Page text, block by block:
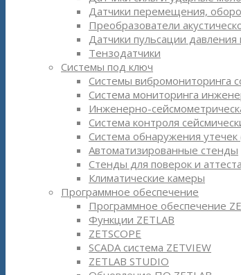
Датчики перемещения,
Преобразователи
Датчики пульсации давления
Тензодатчики
Системы под ключ
Системы вибромониторинга
Система мониторинга
Инженерно-
Система контроля
Система обнаружения
Автоматизированные стенды
Стенды для поверок и
Климатические камеры
Программное обеспечение
Программное обеспечение
Функции ZETLAB
ZETSCOPE
SCADA система ZETVIEW
ZETLAB STUDIO